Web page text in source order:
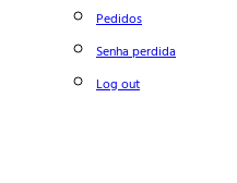
Pedidos
Senha perdida
Log out